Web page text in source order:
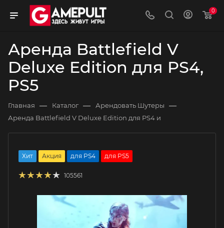
0
Аренда Battlefield V
Deluxe Edition для PS4,
PS5
Главная — Каталог — Арендовать Шутеры —
Аренда Battlefield V Deluxe Edition для PS4 и
Хит Акция для PS4 для PS5
105561